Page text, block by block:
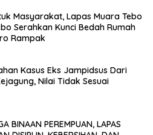
Masyarakat, Lapas Muara Tebo
Serahkan Kunci Bedah Rumah
Rampak
Kasus Eks Jampidsus Dari
Nilai Tidak Sesuai
BINAAN PEREMPUAN, LAPAS